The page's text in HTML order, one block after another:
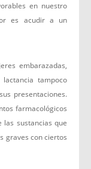
en nuestro
es acudir a un
embarazadas,
tampoco
presentaciones.
farmacológicos
sustancias que
graves con ciertos